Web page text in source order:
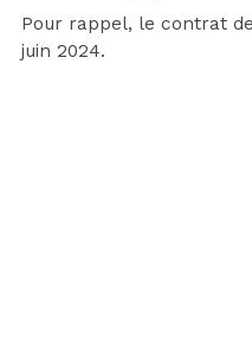
Pour rappel, le contrat
juin 2024.